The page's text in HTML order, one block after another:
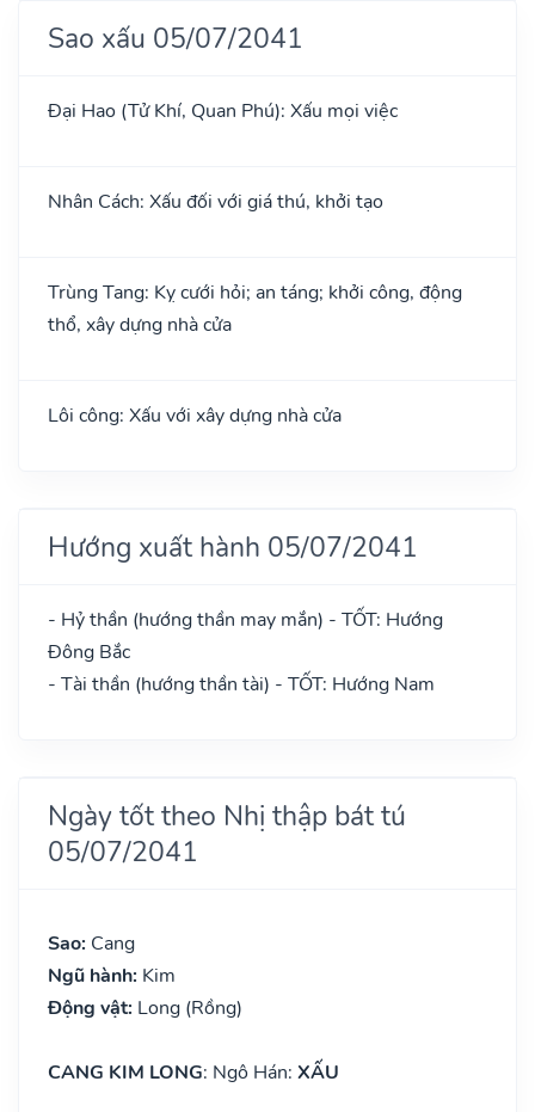
Sao xấu 05/07/2041
Đại Hao (Tử Khí, Quan Phú): Xấu mọi việc
Nhân Cách: Xấu đối với giá thú, khởi tạo
Trùng Tang: Kỵ cưới hỏi; an táng; khởi công, động
thổ, xây dựng nhà cửa
Lôi công: Xấu với xây dựng nhà cửa
Hướng xuất hành 05/07/2041
- Hỷ thần (hướng thần may mắn) - TỐT: Hướng
Đông Bắc
- Tài thần (hướng thần tài) - TỐT: Hướng Nam
Ngày tốt theo Nhị thập bát tú
05/07/2041
Sao: Cang
Ngũ hành: Kim
Động vật: Long (Rồng)
CANG KIM LONG: Ngô Hán: XẤU